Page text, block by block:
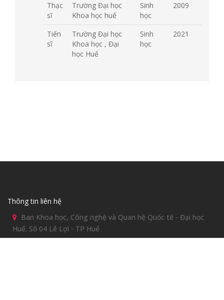
Thạc
sĩ
Trường Đại học
Khoa học huế
Sinh
học
2009
Tiến
sĩ
Trường Đại học
Khoa học , Đại
học Huế
Sinh
học
2021
Thông tin liên hệ
Ban Khoa học, Công nghệ và Quan hệ Quốc tế - Đại học
Huế. Số 04 Lê Lợi - TP Huế